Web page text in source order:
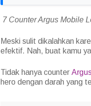
7 Counter Argus Mobile
Meski sulit dikalahkan
efektif. Nah, buat kamu
Tidak hanya counter
hero dengan darah yang